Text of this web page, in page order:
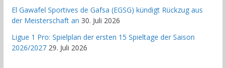
El Gawafel Sportives de Gafsa (EGSG) kündigt Rückzug aus
der Meisterschaft an 30. Juli 2026
Ligue 1 Pro: Spielplan der ersten 15 Spieltage der Saison
2026/2027 29. Juli 2026